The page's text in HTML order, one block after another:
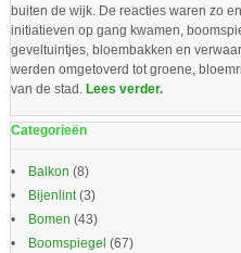
buiten de wijk. De reacties waren zo
initiatieven op gang kwamen,
geveltuintjes, bloembakken en
werden omgetoverd tot groene,
van de stad. Lees verder.
Categorieën
Balkon (8)
Bijenlint(3)
Bomen (43)
Boomspiegel (67)